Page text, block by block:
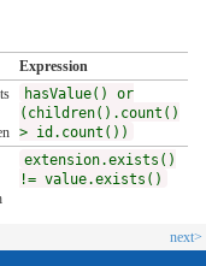
Expression
hasValue() or
(children().count()
> id.count())
extension.exists()
!= value.exists()
next>